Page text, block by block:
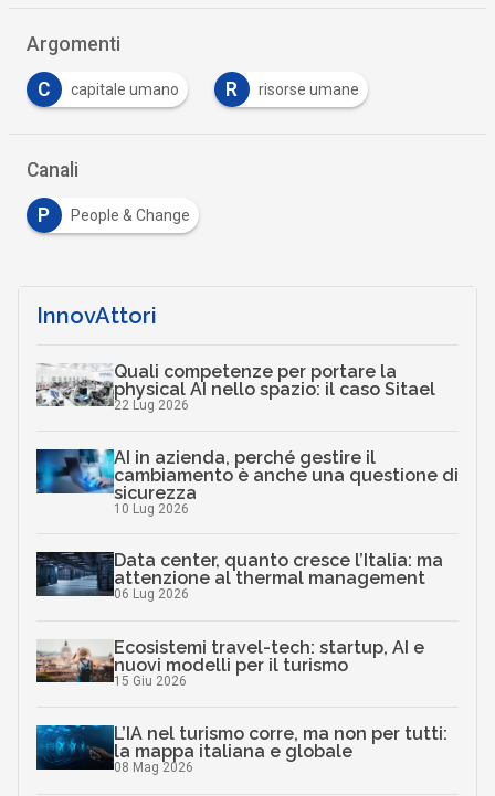
Argomenti
C capitale umano R risorse umane
Canali
P People & Change
InnovAttori
Quali competenze per portare la
physical AI nello spazio: il caso Sitael
22 Lug 2026
AI in azienda, perché gestire il
cambiamento è anche una questione di
sicurezza
10 Lug 2026
Data center, quanto cresce l’Italia: ma
attenzione al thermal management
06 Lug 2026
Ecosistemi travel-tech: startup, AI e
nuovi modelli per il turismo
15 Giu 2026
L’IA nel turismo corre, ma non per tutti:
la mappa italiana e globale
08 Mag 2026